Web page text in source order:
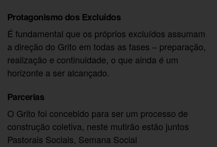
Protagonismo dos Excluídos
É fundamental que os próprios excluídos assumam
a direção do Grito em todas as fases – preparação,
realização e continuidade, o que ainda é um
horizonte a ser alcançado.
Parcerias
O Grito foi concebido para ser um processo de
construção coletiva, neste mutirão estão juntos
Pastorais Sociais, Semana Social